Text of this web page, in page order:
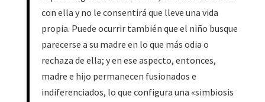
con ella y no le consentirá que lleve una vida
propia. Puede ocurrir también que el niño busque
parecerse a su madre en lo que más odia o
rechaza de ella; y en ese aspecto, entonces,
madre e hijo permanecen fusionados e
indiferenciados, lo que configura una «simbiosis